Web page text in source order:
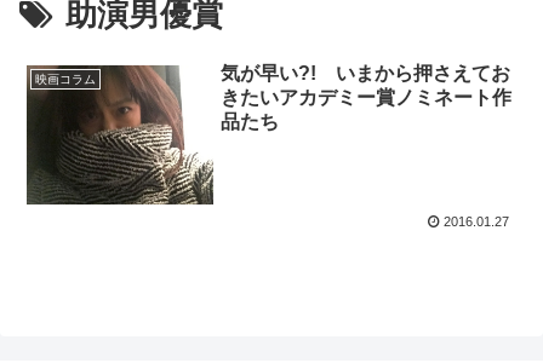
助演男優賞
映画コラム
気が早い?! いまから押さえてお
きたいアカデミー賞ノミネート作
品たち
2016.01.27